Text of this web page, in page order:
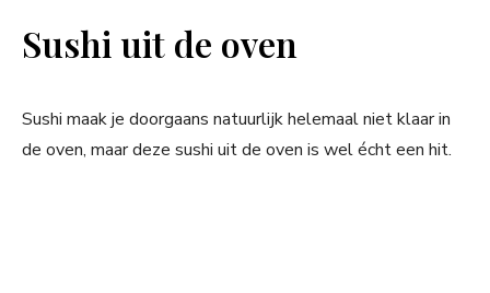
Sushi uit de oven
Sushi maak je doorgaans natuurlijk helemaal niet klaar in
de oven, maar deze sushi uit de oven is wel écht een hit.